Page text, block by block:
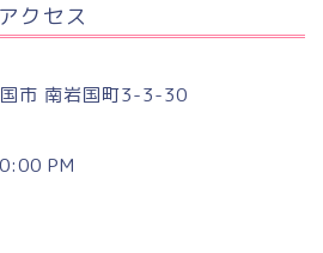
クセス
市 南岩国町3-3-30
PM